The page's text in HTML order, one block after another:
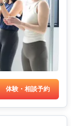
体験・相談予約